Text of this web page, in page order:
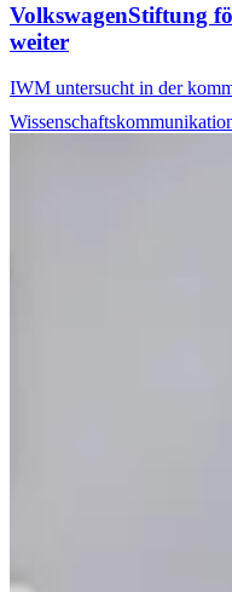
VolkswagenStiftung
weiter
IWM untersucht in der